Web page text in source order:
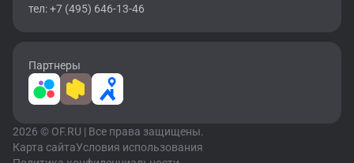
тел: +7 (495) 646-13-46
Партнеры
2026 © OF.RU | Все права защищены.
Карта сайтаУсловия использования